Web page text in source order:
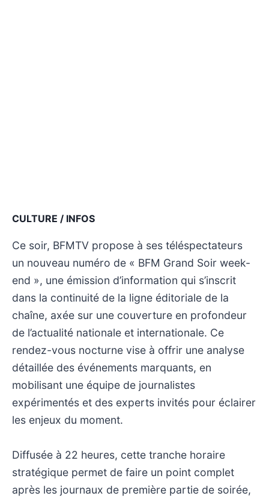
CULTURE / INFOS
Ce soir, BFMTV propose à ses téléspectateurs
un nouveau numéro de « BFM Grand Soir week-
end », une émission d’information qui s’inscrit
dans la continuité de la ligne éditoriale de la
chaîne, axée sur une couverture en profondeur
de l’actualité nationale et internationale. Ce
rendez-vous nocturne vise à offrir une analyse
détaillée des événements marquants, en
mobilisant une équipe de journalistes
expérimentés et des experts invités pour éclairer
les enjeux du moment.
Diffusée à 22 heures, cette tranche horaire
stratégique permet de faire un point complet
après les journaux de première partie de soirée,